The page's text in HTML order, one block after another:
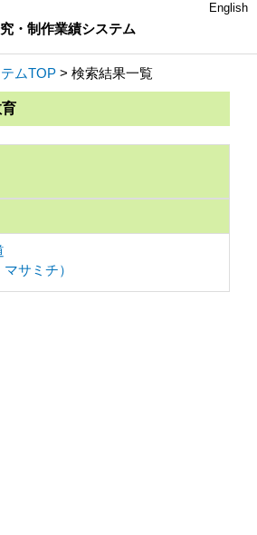
・制作業績システム
English
ムTOP > 検索結果一覧
サミチ）